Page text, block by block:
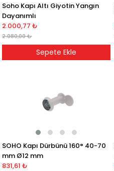
Soho Kapı Altı Giyotin Yangın
Dayanımlı
2.000,77 ₺
2.080,00 ₺
Sepete Ekle
SOHO Kapı Dürbünü 160° 40-70
mm Ø12 mm
831,61 ₺